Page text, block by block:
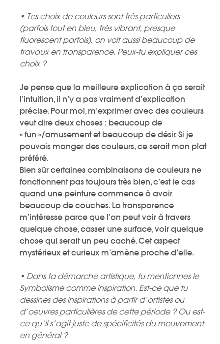
• Tes choix de couleurs sont très particuliers
(parfois tout en bleu, très vibrant, presque
fluorescent parfois), on voit aussi beaucoup de
travaux en transparence. Peux-tu expliquer ces
choix ?
Je pense que la meilleure explication à ça serait
l’intuition, il n’y a pas vraiment d’explication
précise. Pour moi, m’exprimer avec des couleurs
veut dire deux choses : beaucoup de
« fun »/amusement et beaucoup de désir. Si je
pouvais manger des couleurs, ce serait mon plat
préféré.
Bien sûr certaines combinaisons de couleurs ne
fonctionnent pas toujours très bien, c’est le cas
quand une peinture commence à avoir
beaucoup de couches. La transparence
m’intéresse parce que l’on peut voir à travers
quelque chose, casser une surface, voir quelque
chose qui serait un peu caché. Cet aspect
mystérieux et curieux m’amène proche d’elle.
• Dans ta démarche artistique, tu mentionnes le
Symbolisme comme inspiration. Est-ce que tu
dessines des inspirations à partir d’artistes ou
d’oeuvres particulières de cette période ? Ou est-
ce qu’il s’agit juste de spécificités du mouvement
en général ?